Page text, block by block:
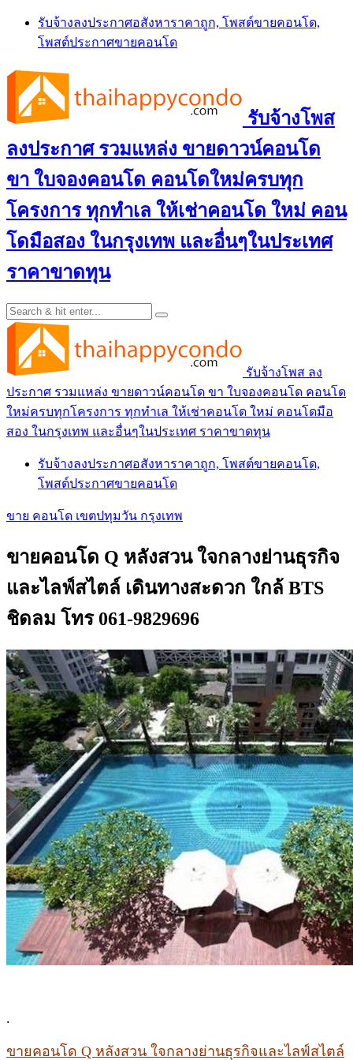
Skip
content
รับจ้างลงประกาศอสังหาราคาถูก, โพสต์ขายคอนโด,
โพสต์ประกาศขายคอนโด
รับจ้างโพส
ลงประกาศ รวมแหล่ง ขายดาวน์คอนโด
ขา ใบจองคอนโด คอนโดใหม่ครบทุก
โครงการ ทุกทำเล ให้เช่าคอนโด ใหม่ คอน
โดมือสอง ในกรุงเทพ และอื่นๆในประเทศ
ราคาขาดทุน
รับจ้างโพส ลง
ประกาศ รวมแหล่ง ขายดาวน์คอนโด ขา ใบจองคอนโด คอนโด
ใหม่ครบทุกโครงการ ทุกทำเล ให้เช่าคอนโด ใหม่ คอนโดมือ
สอง ในกรุงเทพ และอื่นๆในประเทศ ราคาขาดทุน
รับจ้างลงประกาศอสังหาราคาถูก, โพสต์ขายคอนโด,
โพสต์ประกาศขายคอนโด
ขาย คอนโด เขตปทุมวัน กรุงเทพ
ขายคอนโด Q หลังสวน ใจกลางย่านธุรกิจ
และไลฟ์สไตล์ เดินทางสะดวก ใกล้ BTS
ชิดลม โทร 061-9829696
.
ขายคอนโด Q หลังสวน ใจกลางย่านธุรกิจและไลฟ์สไตล์